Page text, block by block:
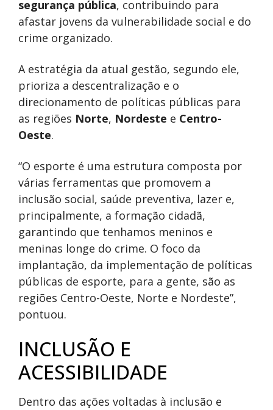
segurança pública, contribuindo para
afastar jovens da vulnerabilidade social e do
crime organizado.
A estratégia da atual gestão, segundo ele,
prioriza a descentralização e o
direcionamento de políticas públicas para
as regiões Norte, Nordeste e Centro-
Oeste.
“O esporte é uma estrutura composta por
várias ferramentas que promovem a
inclusão social, saúde preventiva, lazer e,
principalmente, a formação cidadã,
garantindo que tenhamos meninos e
meninas longe do crime. O foco da
implantação, da implementação de políticas
públicas de esporte, para a gente, são as
regiões Centro-Oeste, Norte e Nordeste”,
pontuou.
INCLUSÃO E
ACESSIBILIDADE
Dentro das ações voltadas à inclusão e